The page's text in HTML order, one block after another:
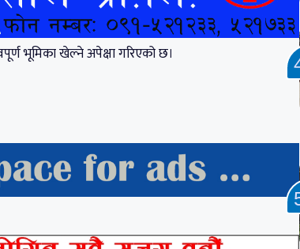
भूमिका खेल्ने अपेक्षा गरिएको छ।